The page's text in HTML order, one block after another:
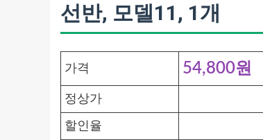
선반, 모델11, 1개
가격 54,800원
정상가
할인율